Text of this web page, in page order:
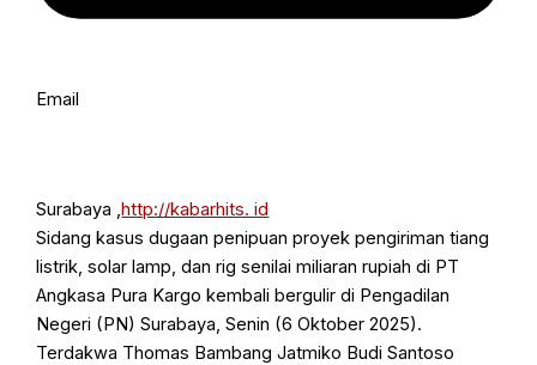
Email
Surabaya ,http://kabarhits. id
Sidang kasus dugaan penipuan proyek pengiriman tiang
listrik, solar lamp, dan rig senilai miliaran rupiah di PT
Angkasa Pura Kargo kembali bergulir di Pengadilan
Negeri (PN) Surabaya, Senin (6 Oktober 2025).
Terdakwa Thomas Bambang Jatmiko Budi Santoso